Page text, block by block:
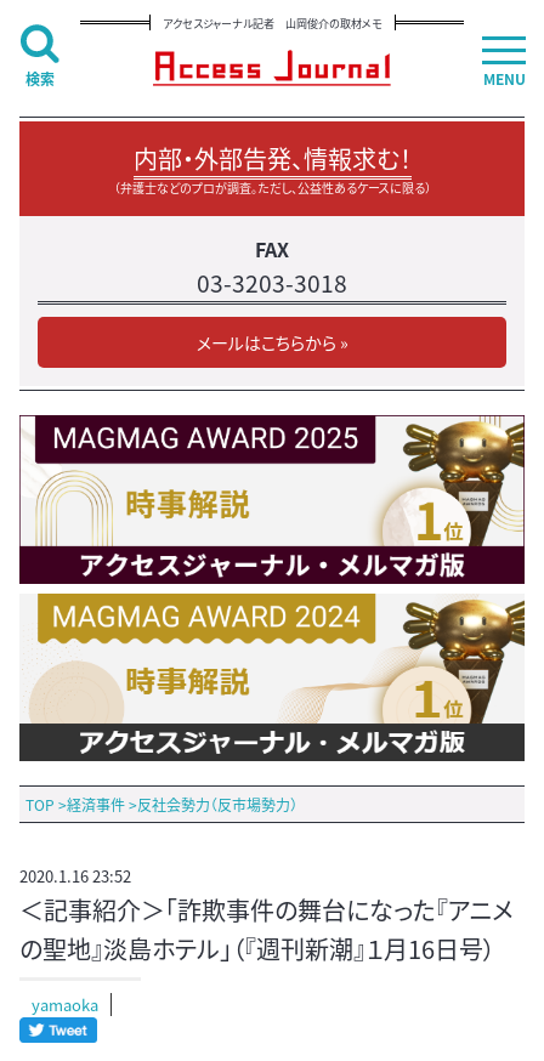
アクセスジャーナル記者 山岡俊介の取材メモ
内部・外部告発、情報求む！
（弁護士などのプロが調査。ただし、公益性あるケースに限る）
FAX
03-3203-3018
メールはこちらから »
TOP >経済事件>反社会勢力（反市場勢力）
2020.1.16 23:52
＜記事紹介＞「詐欺事件の舞台になった『アニメ
の聖地』淡島ホテル」（『週刊新潮』１月16日号）
yamaoka
MENU
検索